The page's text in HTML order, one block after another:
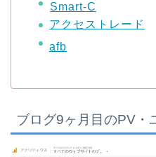
Smart-C
アクセストレード
afb
ブログ9ヶ月目のPV・